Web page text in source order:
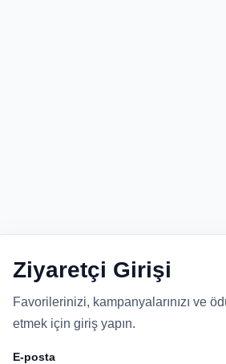
Ziyaretçi Girişi
Favorilerinizi, kampanyalarınızı ve
etmek için giriş yapın.
E-posta